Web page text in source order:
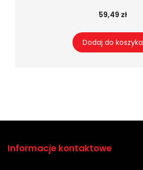
59,49 zł
Dodaj do koszyka
Informacje kontaktowe